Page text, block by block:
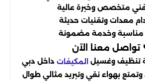
متخصص وخبرة عالية
معدات وتقنيات حديثة
مناسبة وخدمة مضمونة
تواصل معنا الآن
تنظيف وغسيل المكيفات داخل دبي
وتمتع بهواء نقي وتبريد مثالي طوال